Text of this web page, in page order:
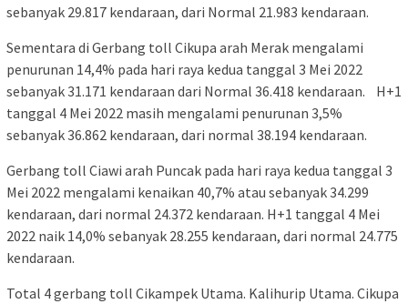
sebanyak 29.817 kendaraan, dari Normal 21.983 kendaraan.
Sementara di Gerbang toll Cikupa arah Merak mengalami
penurunan 14,4% pada hari raya kedua tanggal 3 Mei 2022
sebanyak 31.171 kendaraan dari Normal 36.418 kendaraan. H+1
tanggal 4 Mei 2022 masih mengalami penurunan 3,5%
sebanyak 36.862 kendaraan, dari normal 38.194 kendaraan.
Gerbang toll Ciawi arah Puncak pada hari raya kedua tanggal 3
Mei 2022 mengalami kenaikan 40,7% atau sebanyak 34.299
kendaraan, dari normal 24.372 kendaraan. H+1 tanggal 4 Mei
2022 naik 14,0% sebanyak 28.255 kendaraan, dari normal 24.775
kendaraan.
Total 4 gerbang toll Cikampek Utama. Kalihurip Utama. Cikupa